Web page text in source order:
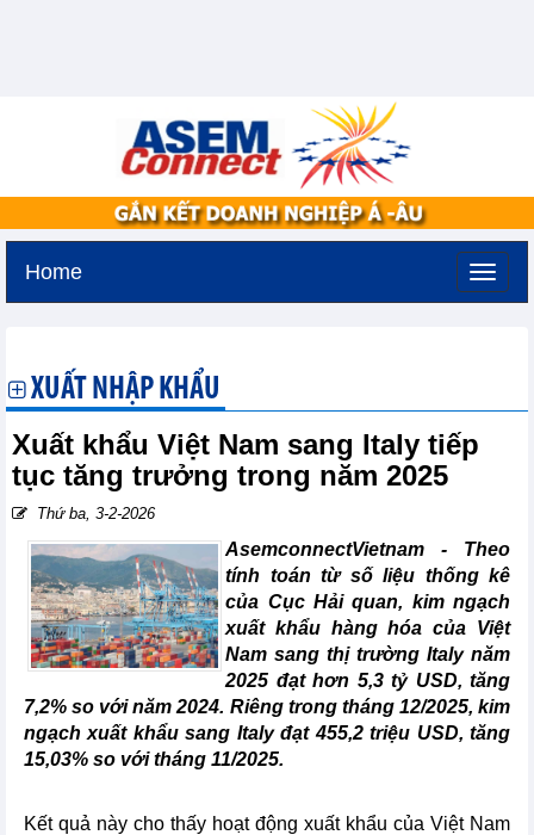
Home
XUẤT NHẬP KHẨU
Xuất khẩu Việt Nam sang Italy tiếp
tục tăng trưởng trong năm 2025
Thứ ba, 3-2-2026
AsemconnectVietnam - Theo
tính toán từ số liệu thống kê
của Cục Hải quan, kim ngạch
xuất khẩu hàng hóa của Việt
Nam sang thị trường Italy năm
2025 đạt hơn 5,3 tỷ USD, tăng
7,2% so với năm 2024. Riêng trong tháng 12/2025, kim
ngạch xuất khẩu sang Italy đạt 455,2 triệu USD, tăng
15,03% so với tháng 11/2025.
Kết quả này cho thấy hoạt động xuất khẩu của Việt Nam